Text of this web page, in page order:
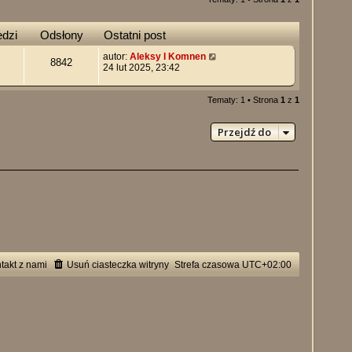
Odsłony Ostatni post
8842 autor: Aleksy I Komnen
24 lut 2025, 23:42
Tematy: 1 • Strona 1 z 1
Przejdź do
Strefa czasowa UTC+02:00
Usuń ciasteczka witryny
z nami